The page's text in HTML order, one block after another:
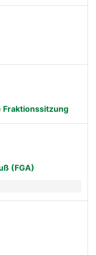
(FGA)